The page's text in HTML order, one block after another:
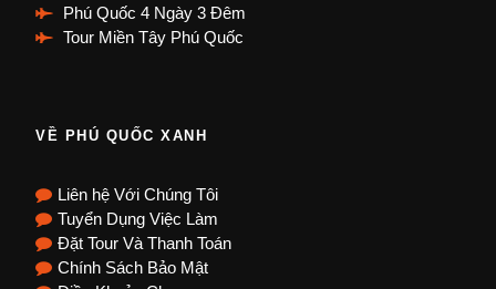
Phú Quốc 4 Ngày 3 Đêm
Tour Miền Tây Phú Quốc
VỀ PHÚ QUỐC XANH
Liên hệ Với Chúng Tôi
Tuyển Dụng Việc Làm
Đặt Tour Và Thanh Toán
Chính Sách Bảo Mật